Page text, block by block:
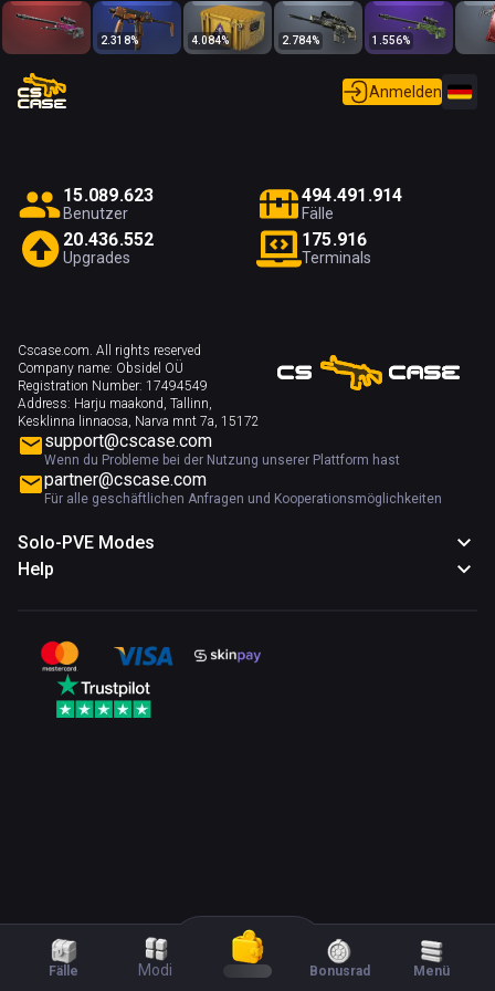
2.318% 4.084% 2.784% 1.556%
Fälle Modi Bonusrad Menü
Anmelden
15.089.623
Benutzer
494.491 .914
Fälle
20.436.552
Upgrades
175.916
Terminals
Cscase.com. All rights reserved
Company name: Obsidel OÜ
Registration Number: 17494549
Address: Harju maakond, Tallinn,
Kesklinna linnaosa, Narva mnt 7a, 15172
support@cscase.com
Wenn du Probleme bei der Nutzung unserer Plattform hast
partner@cscase.com
Für alle geschäftlichen Anfragen und Kooperationsmöglichkeiten
Solo-PVE Modes
Help